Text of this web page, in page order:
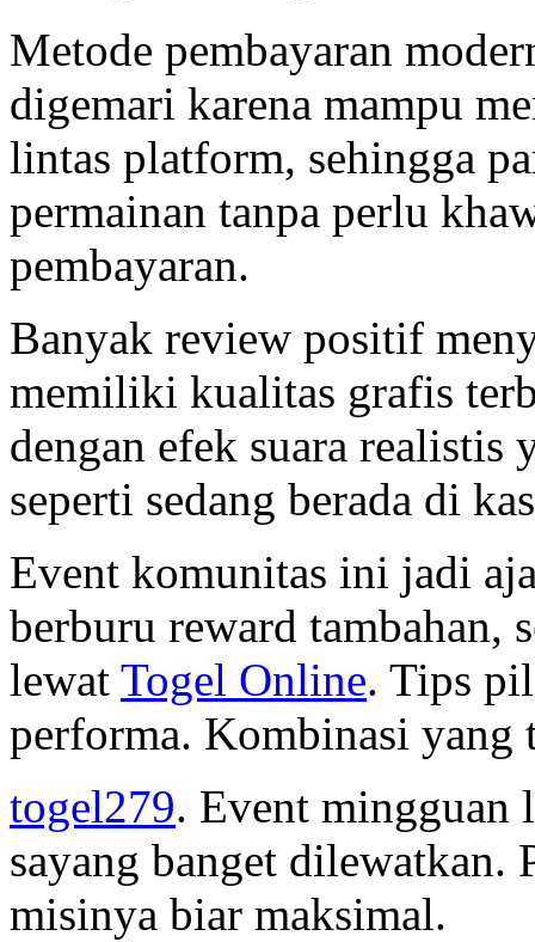
Metode pembayaran
digemari karena mampu
lintas platform, sehingga
permainan tanpa perlu
pembayaran.
Banyak review positif
memiliki kualitas grafis
dengan efek suara realistis
seperti sedang berada di
Event komunitas ini jadi
berburu reward tambahan,
lewat Togel Online. Tips
performa. Kombinasi yang
togel279. Event mingguan
sayang banget dilewatkan.
misinya biar maksimal.